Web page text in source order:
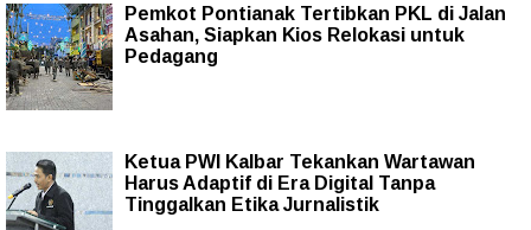
Pemkot Pontianak Tertibkan PKL di Jalan
Asahan, Siapkan Kios Relokasi untuk
Pedagang
Ketua PWI Kalbar Tekankan Wartawan
Harus Adaptif di Era Digital Tanpa
Tinggalkan Etika Jurnalistik